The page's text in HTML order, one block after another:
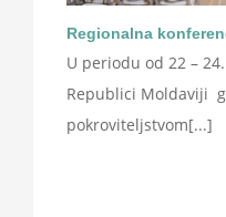
Regionalna
U periodu od 22 –
Republici Moldaviji
pokroviteljstvom[...]